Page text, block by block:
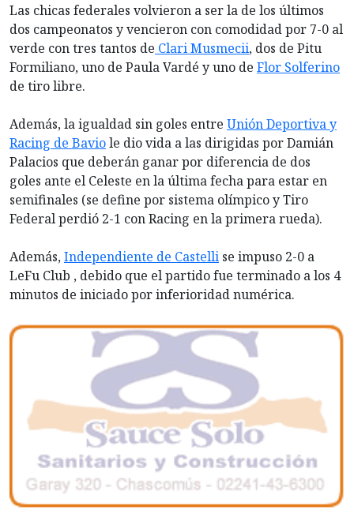
Las chicas federales volvieron a ser la de los últimos
dos campeonatos y vencieron con comodidad por 7-0 al
verde con tres tantos de Clari Musmecii, dos de Pitu
Formiliano, uno de Paula Vardé y uno de Flor Solferino
de tiro libre.
Además, la igualdad sin goles entre Unión Deportiva y
Racing de Baviole dio vida a las dirigidas por Damián
Palacios que deberán ganar por diferencia de dos
goles ante el Celeste en la última fecha para estar en
semifinales (se define por sistema olímpico y Tiro
Federal perdió 2-1 con Racing en la primera rueda).
Además,Independiente de Castelli se impuso 2-0 a
LeFu Club , debido que el partido fue terminado a los 4
minutos de iniciado por inferioridad numérica.